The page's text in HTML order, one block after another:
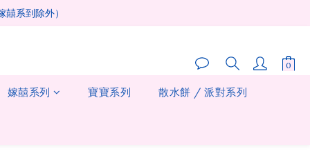
系到除外）
嫁囍系列 寶寶系列 散水餅 / 派對系列